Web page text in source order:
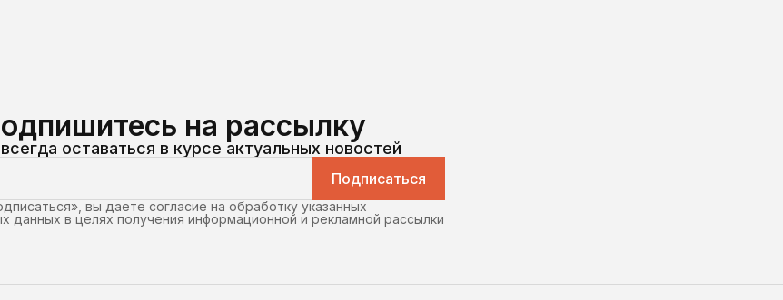
на рассылку
оставаться в курсе актуальных новостей
Подписаться
вы даете согласие на обработку указанных
данных в целях получения информационной и рекламной рассылки